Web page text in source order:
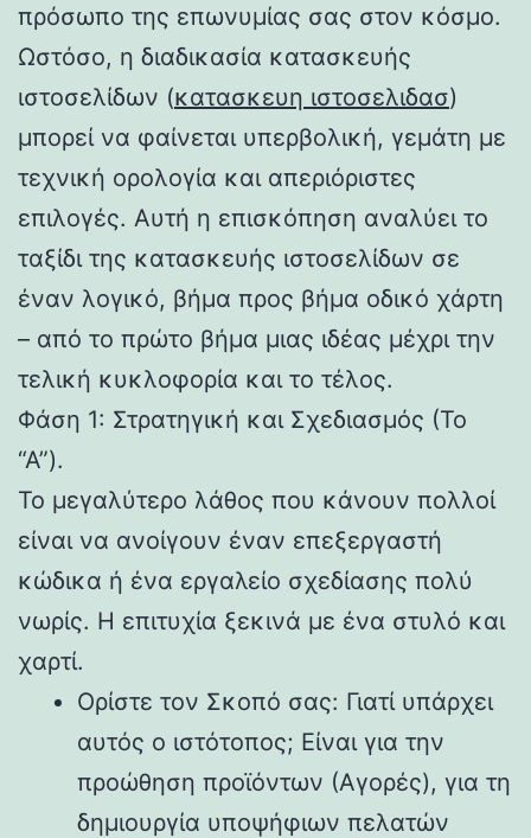
πρόσωπο της επωνυμίας σας στον κόσμο.
Ωστόσο, η διαδικασία κατασκευής
ιστοσελίδων (κατασκευη ιστοσελιδασ)
μπορεί να φαίνεται υπερβολική, γεμάτη με
τεχνική ορολογία και απεριόριστες
επιλογές. Αυτή η επισκόπηση αναλύει το
ταξίδι της κατασκευής ιστοσελίδων σε
έναν λογικό, βήμα προς βήμα οδικό χάρτη
– από το πρώτο βήμα μιας ιδέας μέχρι την
τελική κυκλοφορία και το τέλος.
Φάση 1: Στρατηγική και Σχεδιασμός (Το
“Α”).
Το μεγαλύτερο λάθος που κάνουν πολλοί
είναι να ανοίγουν έναν επεξεργαστή
κώδικα ή ένα εργαλείο σχεδίασης πολύ
νωρίς. Η επιτυχία ξεκινά με ένα στυλό και
χαρτί.
Ορίστε τον Σκοπό σας: Γιατί υπάρχει
αυτός ο ιστότοπος; Είναι για την
προώθηση προϊόντων (Αγορές), για τη
δημιουργία υποψήφιων πελατών